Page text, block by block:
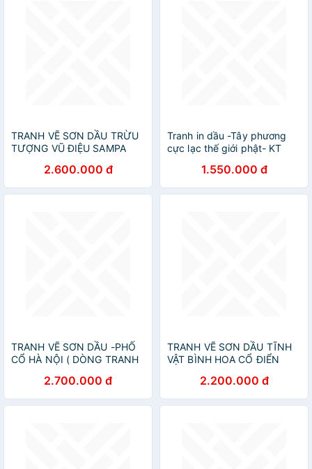
TRANH VẼ SƠN DẦU TRỪU
TƯỢNG VŨ ĐIỆU SAMPA
2.600.000 đ
Tranh in dầu -Tây phương
cực lạc thế giới phật- KT
1.550.000 đ
TRANH VẼ SƠN DẦU -PHỐ
CỔ HÀ NỘI ( DÒNG TRANH
2.700.000 đ
TRANH VẼ SƠN DẦU TĨNH
VẬT BÌNH HOA CỔ ĐIỂN
2.200.000 đ